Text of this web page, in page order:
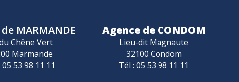
MARMANDE
Chêne Vert
Marmande
05 53 98 11 11
Agence de CONDOM
Lieu-dit Magnaute
32100 Condom
Tél : 05 53 98 11 11